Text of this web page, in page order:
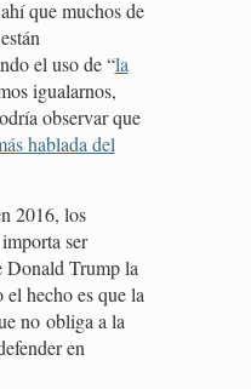
que muchos de
el uso de “la
igualarnos,
observar que
hablada del
2016, los
ser
Donald Trump la
hecho es que la
no obliga a la
en